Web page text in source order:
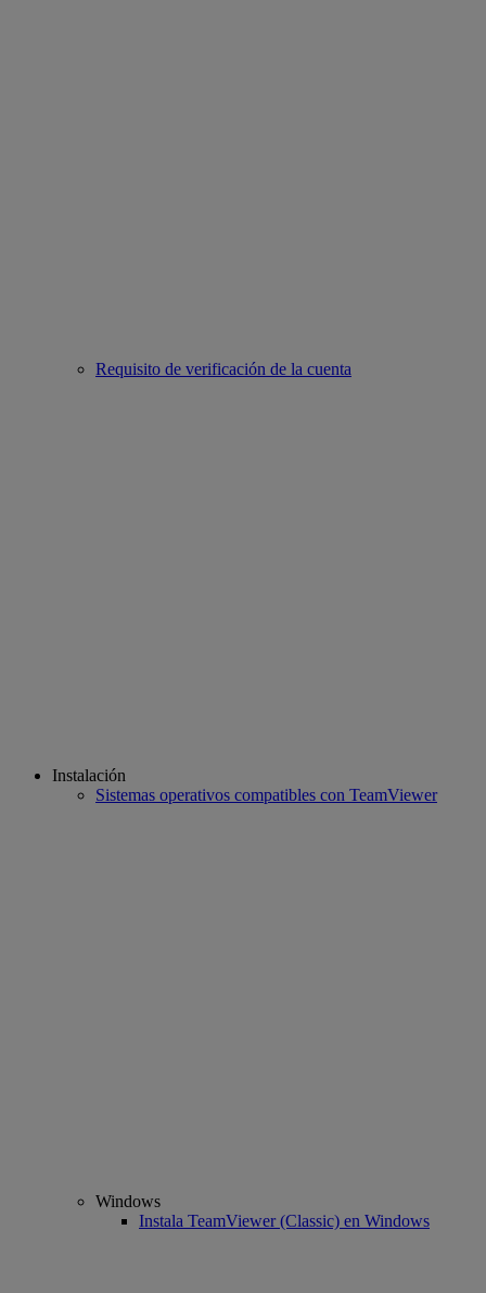
Requisito de verificación de la cuenta
Instalación
Sistemas operativos compatibles con TeamViewer
Windows
Instala TeamViewer (Classic) en Windows